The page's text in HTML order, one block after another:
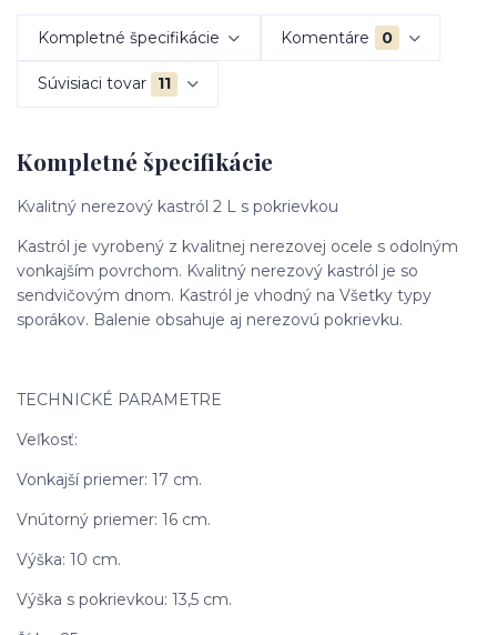
Kompletné špecifikácie Komentáre 0
Súvisiaci tovar 11
Kompletné špecifikácie
Kvalitný nerezový kastról 2 L s pokrievkou
Kastról je vyrobený z kvalitnej nerezovej ocele s odolným
vonkajším povrchom. Kvalitný nerezový kastról je so
sendvičovým dnom. Kastról je vhodný na Všetky typy
sporákov. Balenie obsahuje aj nerezovú pokrievku.
TECHNICKÉ PARAMETRE
Veľkosť:
Vonkajší priemer: 17 cm.
Vnútorný priemer: 16 cm.
Výška: 10 cm.
Výška s pokrievkou: 13,5 cm.